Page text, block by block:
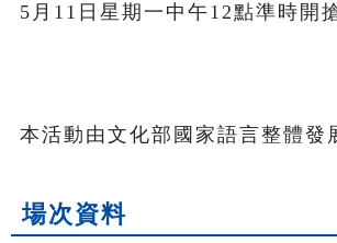
5月11日星期一中午12點準時開
本活動由文化部國家語言整體發
場次資料